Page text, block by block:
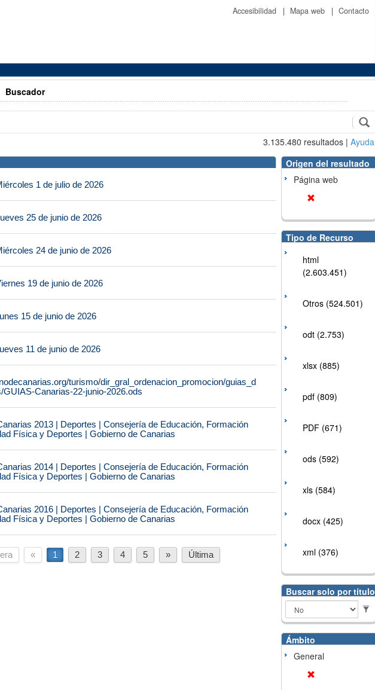
Accesibilidad | Mapa web | Contacto
Buscador
3.135.480 resultados | Ayuda
1 de julio de 2026
25 de junio de 2026
24 de junio de 2026
19 de junio de 2026
15 de junio de 2026
11 de junio de 2026
turismo/dir_gral_ordenacion_promocion/guias_d
Canarias-22-junio-2026.ods
2013 | Deportes | Consejería de Educación, Formación
Física y Deportes | Gobierno de Canarias
2014 | Deportes | Consejería de Educación, Formación
Física y Deportes | Gobierno de Canarias
2016 | Deportes | Consejería de Educación, Formación
Física y Deportes | Gobierno de Canarias
« 1 2 3 4 5 » Última
Origen del resultado
Página web
Tipo de Recurso
html
(2.603.451)
Otros (524.501)
odt (2.753)
xlsx (885)
pdf (809)
PDF (671)
ods (592)
xls (584)
docx (425)
xml (376)
Buscar solo por título
Ámbito
General